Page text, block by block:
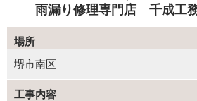
雨漏り修理専門店 千成工
場所
堺市南区
工事内容